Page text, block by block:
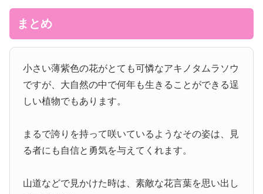
まとめ
小さい薄紫色の花がとても可憐なアキノタムラソウ
ですが、大自然の中で何年も生きることができる逞
しい植物でもあります。
まるで誇りを持って咲いているようなその姿は、見
る者にも自信と勇気を与えてくれます。
山道などで見かけた時は、素敵な花言葉を思い出し